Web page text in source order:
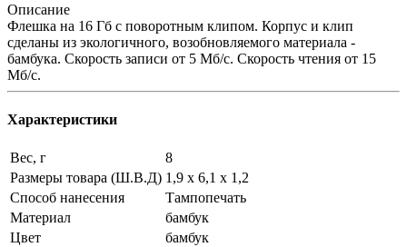
Описание
Флешка на 16 Гб с поворотным клипом. Корпус и клип
сделаны из экологичного, возобновляемого материала -
бамбука. Скорость записи от 5 Мб/с. Скорость чтения от 15
Мб/с.
Характеристики
Вес, г
8
Размеры товара (Ш.В.Д) 1,9 х 6,1 х 1,2
Способ нанесения
Тампопечать
Материал
бамбук
Цвет
бамбук